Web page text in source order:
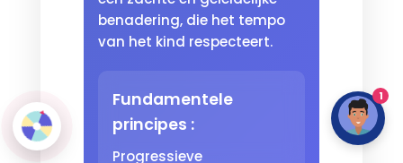
benadering, die het tempo
van het kind respecteert.
Fundamentele
principes :
Progressieve
1